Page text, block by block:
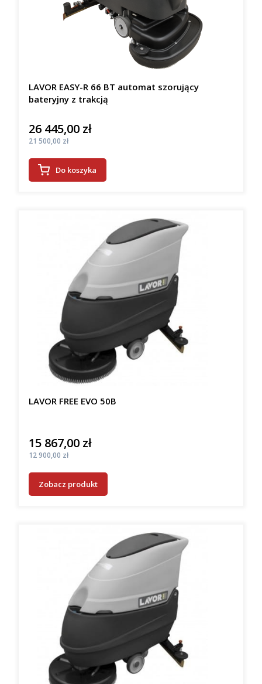
LAVOR EASY-R 66 BT automat szorujący
bateryjny z trakcją
Cena
26 445,00 zł
Cena
21 500,00 zł
Do koszyka
LAVOR FREE EVO 50B
Cena
15 867,00 zł
Cena
12 900,00 zł
Zobacz produkt